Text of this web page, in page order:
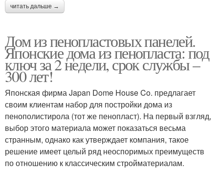
читать дальше →
Дом из пенопластовых панелей.
Японские дома из пенопласта: под
ключ за 2 недели, срок службы –
300 лет!
Японская фирма Japan Dome House Co. предлагает
своим клиентам набор для постройки дома из
пенополистирола (тот же пенопласт). На первый взгляд,
выбор этого материала может показаться весьма
странным, однако как утверждает компания, такое
решение имеет целый ряд неоспоримых преимуществ
по отношению к классическим стройматериалам.